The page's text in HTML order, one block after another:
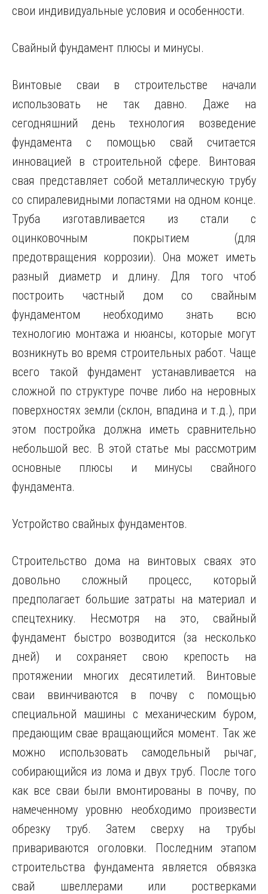
свои индивидуальные условия и особенности.
Свайный фундамент плюсы и минусы.
Винтовые сваи в строительстве начали
использовать не так давно. Даже на
сегодняшний день технология возведение
фундамента с помощью свай считается
инновацией в строительной сфере. Винтовая
свая представляет собой металлическую трубу
со спиралевидными лопастями на одном конце.
Труба изготавливается из стали с
оцинковочным покрытием (для
предотвращения коррозии). Она может иметь
разный диаметр и длину. Для того чтоб
построить частный дом со свайным
фундаментом необходимо знать всю
технологию монтажа и нюансы, которые могут
возникнуть во время строительных работ. Чаще
всего такой фундамент устанавливается на
сложной по структуре почве либо на неровных
поверхностях земли (склон, впадина и т.д.), при
этом постройка должна иметь сравнительно
небольшой вес. В этой статье мы рассмотрим
основные плюсы и минусы свайного
фундамента.
Устройство свайных фундаментов.
Строительство дома на винтовых сваях это
довольно сложный процесс, который
предполагает большие затраты на материал и
спецтехнику. Несмотря на это, свайный
фундамент быстро возводится (за несколько
дней) и сохраняет свою крепость на
протяжении многих десятилетий. Винтовые
сваи ввинчиваются в почву с помощью
специальной машины с механическим буром,
предающим свае вращающийся момент. Так же
можно использовать самодельный рычаг,
собирающийся из лома и двух труб. После того
как все сваи были вмонтированы в почву, по
намеченному уровню необходимо произвести
обрезку труб. Затем сверху на трубы
привариваются оголовки. Последним этапом
строительства фундамента является обвязка
свай швеллерами или ростверками